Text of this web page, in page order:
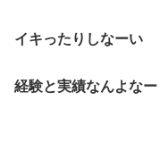
イキったりしなーい
経験と実績なんよなー